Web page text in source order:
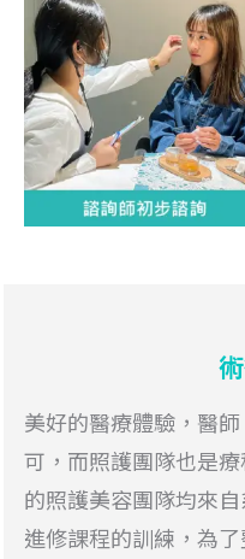
美好的醫療體驗，醫
可，而照護團隊也是
的照護美容團隊均來
進修課程的訓練，為